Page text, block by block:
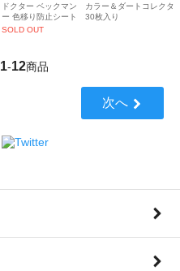
ドクター ベックマン カラー＆ダートコレクタ
ー 色移り防止シート 30枚入り
SOLD OUT
1-12商品
次へ